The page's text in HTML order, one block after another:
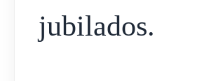
jubilados.